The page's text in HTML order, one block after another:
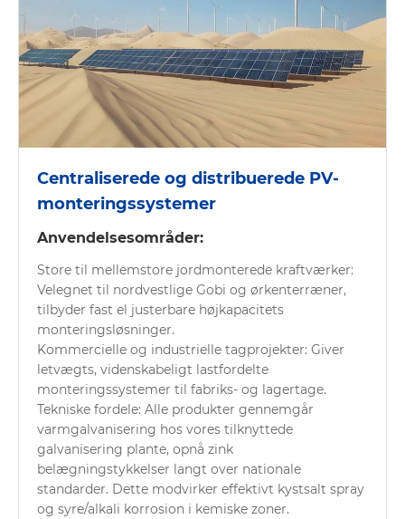
Centraliserede og distribuerede PV-
monteringssystemer
Anvendelsesområder:
Store til mellemstore jordmonterede kraftværker:
Velegnet til nordvestlige Gobi og ørkenterræner,
tilbyder fast el justerbare højkapacitets
monteringsløsninger.
Kommercielle og industrielle tagprojekter: Giver
letvægts, videnskabeligt lastfordelte
monteringssystemer til fabriks- og lagertage.
Tekniske fordele: Alle produkter gennemgår
varmgalvanisering hos vores tilknyttede
galvanisering plante, opnå zink
belægningstykkelser langt over nationale
standarder. Dette modvirker effektivt kystsalt spray
og syre/alkali korrosion i kemiske zoner.